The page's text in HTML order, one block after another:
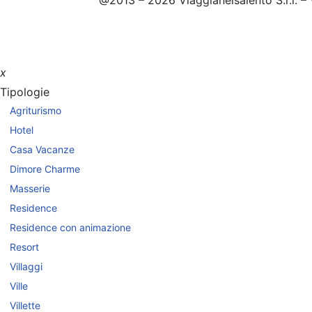
x
Tipologie
Agriturismo
Hotel
Casa Vacanze
Dimore Charme
Masserie
Residence
Residence con animazione
Resort
Villaggi
Ville
Villette